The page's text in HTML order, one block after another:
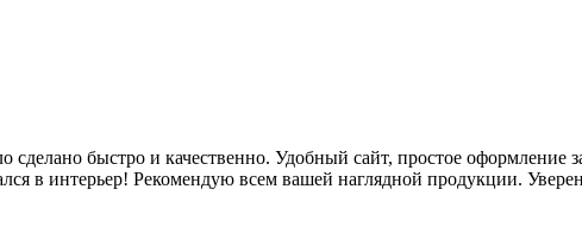
сделано быстро и качественно. Удобный сайт, простое оформление
в интерьер! Рекомендую всем вашей наглядной продукции.